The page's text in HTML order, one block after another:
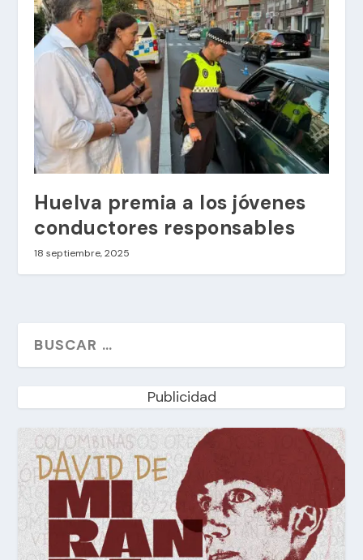
Huelva premia a los jóvenes
conductores responsables
18 septiembre, 2025
Publicidad